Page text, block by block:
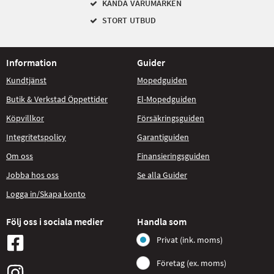
KÄNDA VARUMÄRKEN
STORT UTBUD
Information
Kundtjänst
Butik & Verkstad Öppettider
Köpvillkor
Integritetspolicy
Om oss
Jobba hos oss
Logga in/Skapa konto
Guider
Mopedguiden
El-Mopedguiden
Försäkringsguiden
Garantiguiden
Finansieringsguiden
Se alla Guider
Följ oss i sociala medier Handla som
Privat (ink. moms)
Företag (ex. moms)